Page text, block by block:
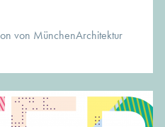
von MünchenArchitektur